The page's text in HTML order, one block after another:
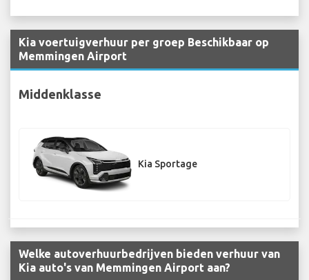
Kia voertuigverhuur per groep Beschikbaar op
Memmingen Airport
Middenklasse
Kia Sportage
Welke autoverhuurbedrijven bieden verhuur van
Kia auto's van Memmingen Airport aan?